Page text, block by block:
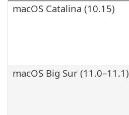
macOS Catalina (10.15)
macOS Big Sur (11.0–11.1)